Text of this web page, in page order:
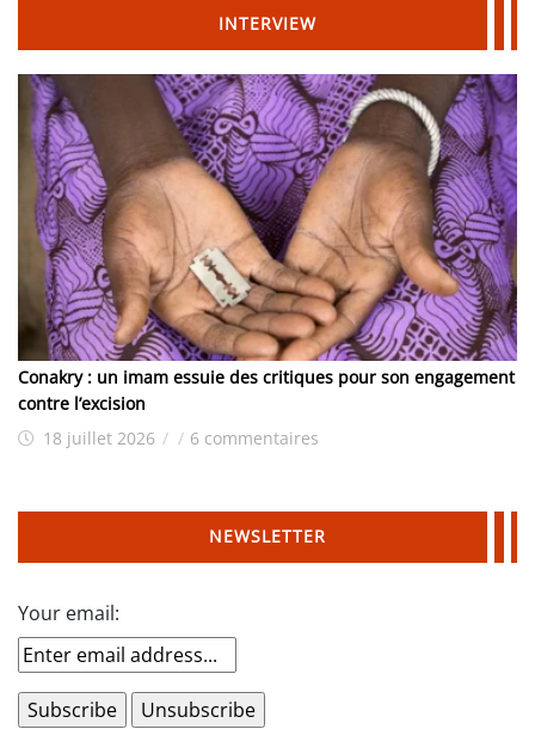
INTERVIEW
Conakry : un imam essuie des critiques pour son engagement
contre l’excision
18 juillet 2026 / / 6 commentaires
NEWSLETTER
Your email: